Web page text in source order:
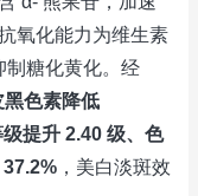
氧化能力为维生素
制糖化黄化。经
黑色素降低
提升 2.40 级、色
，美白淡斑效